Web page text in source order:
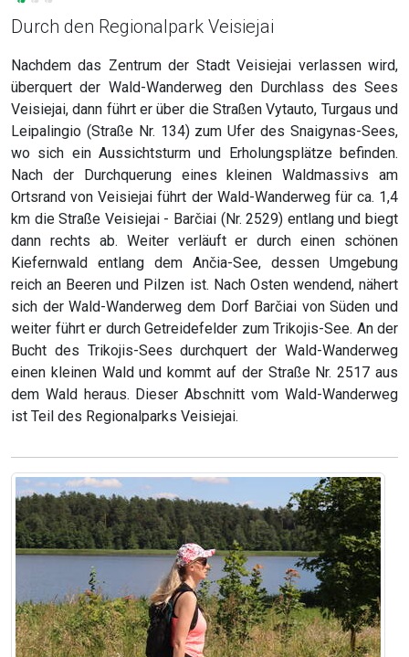
Durch den Regionalpark Veisiejai
Nachdem das Zentrum der Stadt Veisiejai verlassen wird,
überquert der Wald-Wanderweg den Durchlass des Sees
Veisiejai, dann führt er über die Straßen Vytauto, Turgaus und
Leipalingio (Straße Nr. 134) zum Ufer des Snaigynas-Sees,
wo sich ein Aussichtsturm und Erholungsplätze befinden.
Nach der Durchquerung eines kleinen Waldmassivs am
Ortsrand von Veisiejai führt der Wald-Wanderweg für ca. 1,4
km die Straße Veisiejai - Barčiai (Nr. 2529) entlang und biegt
dann rechts ab. Weiter verläuft er durch einen schönen
Kiefernwald entlang dem Ančia-See, dessen Umgebung
reich an Beeren und Pilzen ist. Nach Osten wendend, nähert
sich der Wald-Wanderweg dem Dorf Barčiai von Süden und
weiter führt er durch Getreidefelder zum Trikojis-See. An der
Bucht des Trikojis-Sees durchquert der Wald-Wanderweg
einen kleinen Wald und kommt auf der Straße Nr. 2517 aus
dem Wald heraus. Dieser Abschnitt vom Wald-Wanderweg
ist Teil des Regionalparks Veisiejai.